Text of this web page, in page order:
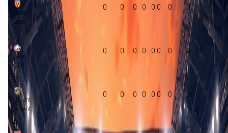
Lens
Lens
0 0 0 0 0:0 0 0
7
Lille
Lille
0 0 0 0 0:0 0 0
8
Lorient
Lorient
0 0 0 0 0:0 0 0
9